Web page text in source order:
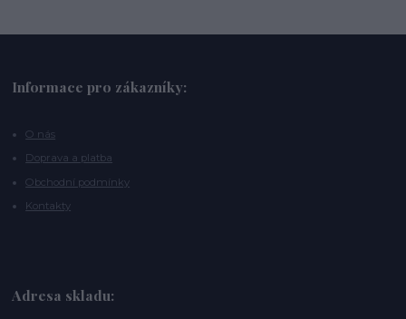
Informace pro zákazníky:
O nás
Doprava a platba
Obchodní podmínky
Kontakty
Adresa skladu: